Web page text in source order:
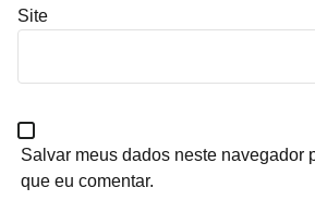
Site
Salvar meus dados neste navegador
que eu comentar.